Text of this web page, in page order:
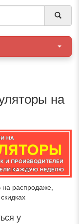
на
на распродаже,
у